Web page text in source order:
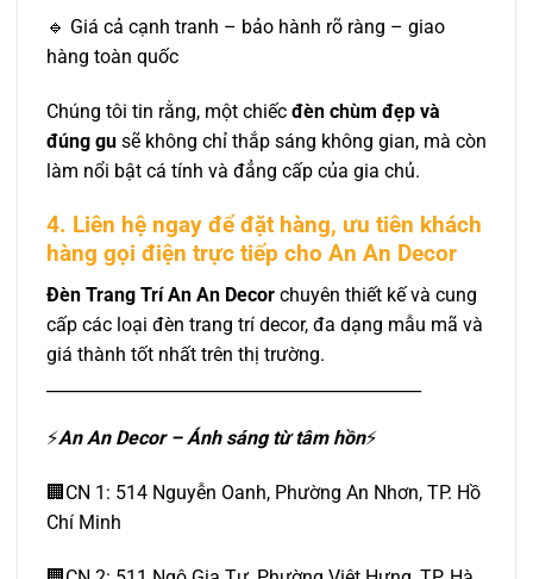
🔹 Giá cả cạnh tranh – bảo hành rõ ràng – giao
hàng toàn quốc
Chúng tôi tin rằng, một chiếc đèn chùm đẹp và
đúng gu sẽ không chỉ thắp sáng không gian, mà còn
làm nổi bật cá tính và đẳng cấp của gia chủ.
4. Liên hệ ngay để đặt hàng, ưu tiên khách
hàng gọi điện trực tiếp cho An An Decor
Đèn Trang Trí An An Decor chuyên thiết kế và cung
cấp các loại đèn trang trí decor, đa dạng mẫu mã và
giá thành tốt nhất trên thị trường.
⚡️An An Decor – Ánh sáng từ tâm hồn⚡️
🏢CN 1: 514 Nguyễn Oanh, Phường An Nhơn, TP. Hồ
Chí Minh